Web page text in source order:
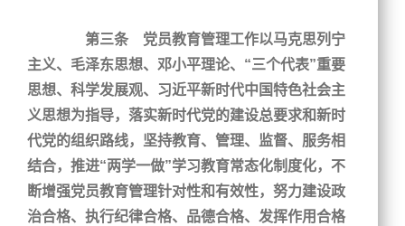
第三条 党员教育管理工作以马克思列宁
主义、毛泽东思想、邓小平理论、“三个代表”重要
思想、科学发展观、习近平新时代中国特色社会主
义思想为指导，落实新时代党的建设总要求和新时
代党的组织路线，坚持教育、管理、监督、服务相
结合，推进“两学一做”学习教育常态化制度化，不
断增强党员教育管理针对性和有效性，努力建设政
治合格、执行纪律合格、品德合格、发挥作用合格